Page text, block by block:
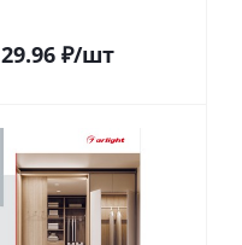
29.96₽/шт